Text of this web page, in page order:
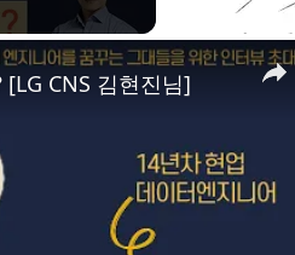
CNS 김현진님]